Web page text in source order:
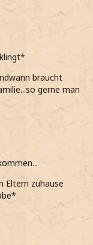
braucht
gerne man
Eltern zuhause